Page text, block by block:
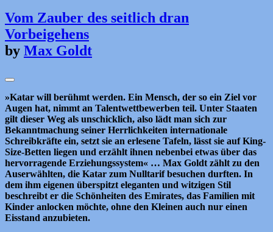
Vom Zauber des seitlich dran
Vorbeigehens
by Max Goldt
»Katar will berühmt werden. Ein Mensch, der so ein Ziel vor
Augen hat, nimmt an Talentwettbewerben teil. Unter Staaten
gilt dieser Weg als unschicklich, also lädt man sich zur
Bekanntmachung seiner Herrlichkeiten internationale
Schreibkräfte ein, setzt sie an erlesene Tafeln, lässt sie auf King-
Size-Betten liegen und erzählt ihnen nebenbei etwas über das
hervorragende Erziehungssystem« … Max Goldt zählt zu den
Auserwählten, die Katar zum Nulltarif besuchen durften. In
dem ihm eigenen überspitzt eleganten und witzigen Stil
beschreibt er die Schönheiten des Emirates, das Familien mit
Kinder anlocken möchte, ohne den Kleinen auch nur einen
Eisstand anzubieten.